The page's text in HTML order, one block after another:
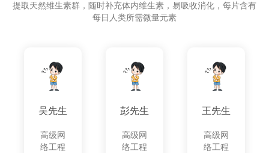
提取天然维生素群，随时补充体内维生素，易吸收消化，每片含有
每日人类所需微量元素
吴先生
高级网
络工程
彭先生
高级网
络工程
王先生
高级网
络工程